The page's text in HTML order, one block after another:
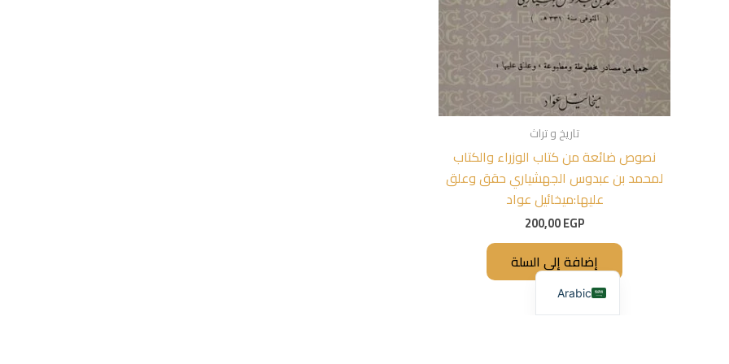
تاريخ و تراث
نصوص ضائعة من كتاب الوزراء والكتاب
لمحمد بن عبدوس الجهشياري حقق وعلق
عليها:ميخائيل عواد
200,00EGP
إضافة إلى السلة
Arabic